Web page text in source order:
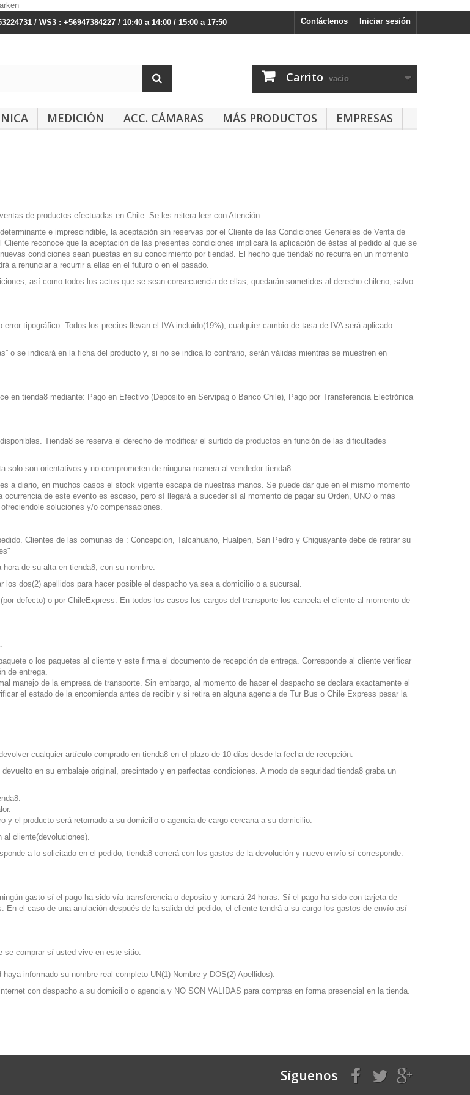
Iniciar sesión
Contáctenos
/ WS3 : +56947384227 / 10:40 a 14:00 / 15:00 a 17:50
Carrito vacío
MEDICIÓN ACC. CÁMARAS MÁS PRODUCTOS EMPRESAS
de productos efectuadas en Chile. Se les reitera leer con Atención
e imprescindible, la aceptación sin reservas por el Cliente de las Condiciones Generales de Venta de
reconoce que la aceptación de las presentes condiciones implicará la aplicación de éstas al pedido al que se
condiciones sean puestas en su conocimiento por tienda8. El hecho que tienda8 no recurra en un momento
a renunciar a recurrir a ellas en el futuro o en el pasado.
así como todos los actos que se sean consecuencia de ellas, quedarán sometidos al derecho chileno, salvo
tipográfico. Todos los precios llevan el IVA incluido(19%), cualquier cambio de tasa de IVA será aplicado
o se indicará en la ficha del producto y, si no se indica lo contrario, serán válidas mientras se muestren en
en tienda8 mediante: Pago en Efectivo (Deposito en Servipag o Banco Chile), Pago por Transferencia Electrónica
Tienda8 se reserva el derecho de modificar el surtido de productos en función de las dificultades
son orientativos y no comprometen de ninguna manera al vendedor tienda8.
a diario, en muchos casos el stock vigente escapa de nuestras manos. Se puede dar que en el mismo momento
de este evento es escaso, pero sí llegará a suceder sí al momento de pagar su Orden, UNO o más
soluciones y/o compensaciones.
Clientes de las comunas de : Concepcion, Talcahuano, Hualpen, San Pedro y Chiguayante debe de retirar su
de su alta en tienda8, con su nombre.
dos(2) apellidos para hacer posible el despacho ya sea a domicilio o a sucursal.
defecto) o por ChileExpress. En todos los casos los cargos del transporte los cancela el cliente al momento de
o los paquetes al cliente y este firma el documento de recepción de entrega. Corresponde al cliente verificar
de entrega.
manejo de la empresa de transporte. Sin embargo, al momento de hacer el despacho se declara exactamente el
el estado de la encomienda antes de recibir y si retira en alguna agencia de Tur Bus o Chile Express pesar la
cualquier artículo comprado en tienda8 en el plazo de 10 días desde la fecha de recepción.
en su embalaje original, precintado y en perfectas condiciones. A modo de seguridad tienda8 graba un
el producto será retornado a su domicilio o agencia de cargo cercana a su domicilio.
al cliente(devoluciones).
a lo solicitado en el pedido, tienda8 correrá con los gastos de la devolución y nuevo envío sí corresponde.
gasto sí el pago ha sido vía transferencia o deposito y tomará 24 horas. Sí el pago ha sido con tarjeta de
En el caso de una anulación después de la salida del pedido, el cliente tendrá a su cargo los gastos de envío así
se comprar sí usted vive en este sitio.
informado su nombre real completo UN(1) Nombre y DOS(2) Apellidos).
con despacho a su domicilio o agencia y NO SON VALIDAS para compras en forma presencial en la tienda.
Síguenos